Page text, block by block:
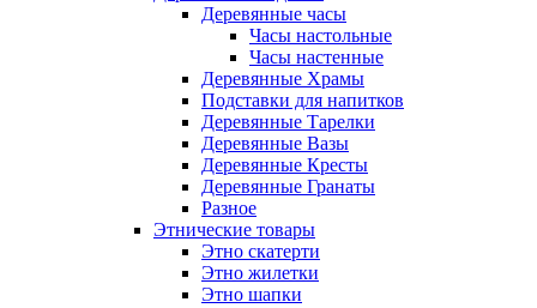
Деревянные часы
Часы настольные
Часы настенные
Деревянные Храмы
Подставки для напитков
Деревянные Тарелки
Деревянные Вазы
Деревянные Кресты
Деревянные Гранаты
Разное
Этнические товары
Этно скатерти
Этно жилетки
Этно шапки